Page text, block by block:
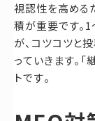
視認性を高める
積が重要です。
が、コツコツと
っていきます。
トです。